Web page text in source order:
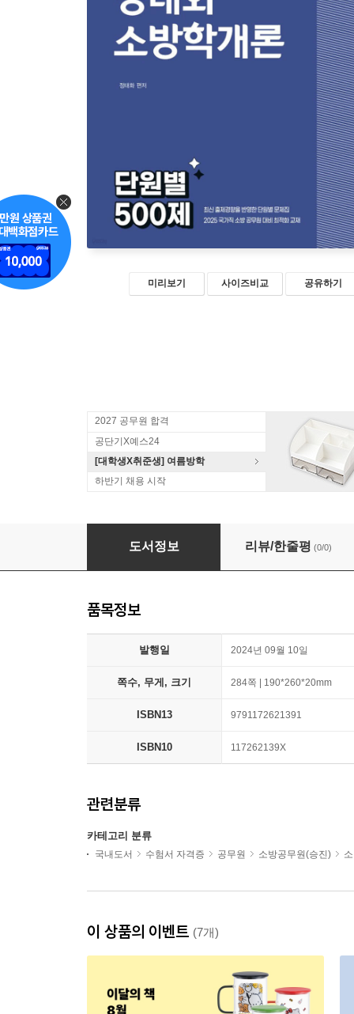
미리보기 사이즈비교 공유하기
2027 공무원 합격
공단기X예스24
[대학생X취준생] 여름방학
하반기 채용 시작
2025 박문각 공무원 정태화 소방학개론 단원별
도서정보 리뷰/한줄평 (0/0)
품목정보
발행일 2024년 09월 10일
쪽수, 무게, 크기 284쪽 | 190*260*20mm
ISBN13 9791172621391
ISBN10 117262139X
관련분류
카테고리 분류
국내도서 수험서 자격증 공무원 소방공무원(승진)
이 상품의 이벤트 (7개)